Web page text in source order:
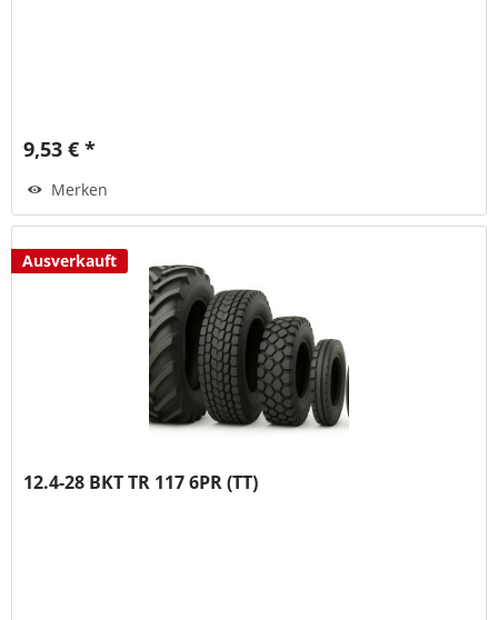
9,53 € *
Merken
Ausverkauft
12.4-28 BKT TR 117 6PR (TT)